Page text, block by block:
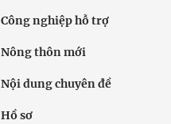
Công nghiệp hỗ trợ
Nông thôn mới
Nội dung chuyên đề
Hồ sơ